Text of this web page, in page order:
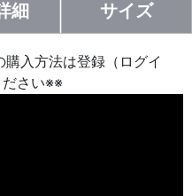
細 サイズ
入方法は登録（ログイ
ださい※※